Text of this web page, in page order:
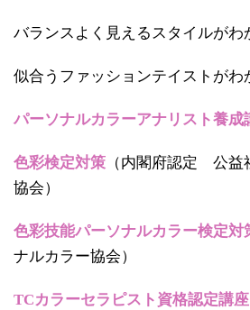
バランスよく見えるスタイルがわ
似合うファッションテイストがわ
パーソナルカラーアナリスト養成
色彩検定対策 （内閣府認定 公
協会）
色彩技能パーソナルカラー検定対
ナルカラー協会）
TCカラーセラピスト資格認定講座